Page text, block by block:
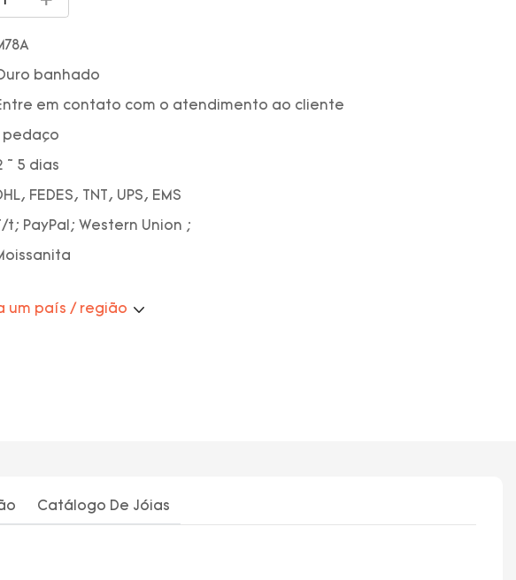
banhado
em contato com o atendimento ao cliente
pedaço
~ 5 dias
FEDES, TNT, UPS, EMS
t; PayPal; Western Union ;
um país / região
Catálogo De Jóias